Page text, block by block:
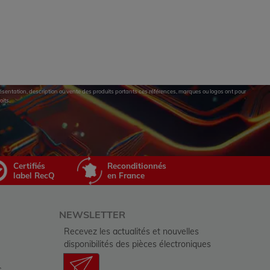
description ou vente des produits portants ces références, marques ou logos ont pour
Certifiés
label RecQ
Reconditionnés
en France
NEWSLETTER
Recevez les actualités et nouvelles
disponibilités des pièces électroniques